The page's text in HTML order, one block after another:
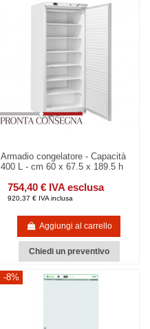
Armadio congelatore - Capacità
400 L - cm 60 x 67.5 x 189.5 h
754,40 € IVA esclusa
920,37 € IVA inclusa
Aggiungi al carrello
Chiedi un preventivo
-8%